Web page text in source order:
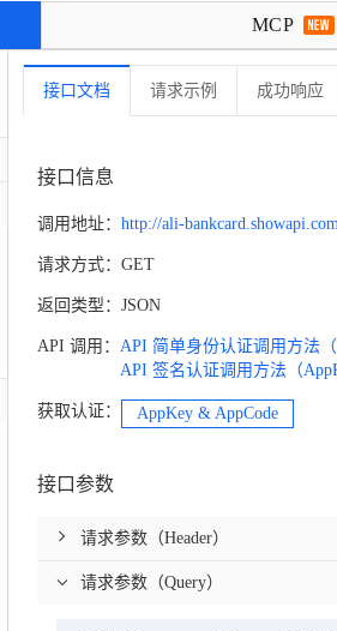
MCP 
接口文档 请求示例 成功响应
接口信息
调用地址： http://ali-
请求方式： GET
返回类型： JSON
API 调用： API 简单身份认证调用方法（
API 签名认证调用方法（
获取认证： AppKey & AppCode
接口参数
请求参数（Header）
请求参数（Query）